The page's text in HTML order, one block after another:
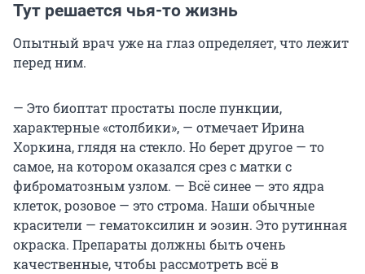
Тут решается чья-то жизнь
Опытный врач уже на глаз определяет, что лежит
перед ним.
— Это биоптат простаты после пункции,
характерные «столбики», — отмечает Ирина
Хоркина, глядя на стекло. Но берет другое — то
самое, на котором оказался срез с матки с
фиброматозным узлом. — Всё синее — это ядра
клеток, розовое — это строма. Наши обычные
красители — гематоксилин и эозин. Это рутинная
окраска. Препараты должны быть очень
качественные, чтобы рассмотреть всё в